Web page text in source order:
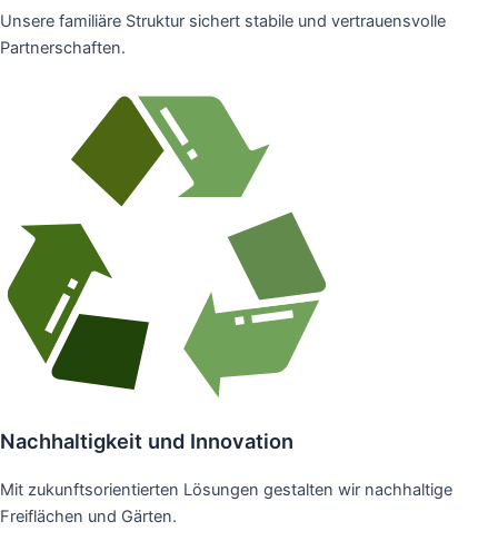
Unsere familiäre Struktur sichert stabile und vertrauensvolle
Partnerschaften.
Nachhaltigkeit und Innovation
Mit zukunftsorientierten Lösungen gestalten wir nachhaltige
Freiflächen und Gärten.